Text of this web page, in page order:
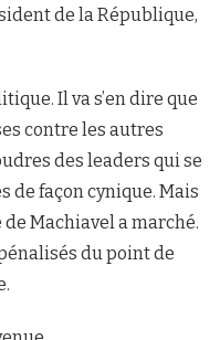
de la République,
Il va s’en dire que
contre les autres
des leaders qui se
façon cynique. Mais
Machiavel a marché.
du point de